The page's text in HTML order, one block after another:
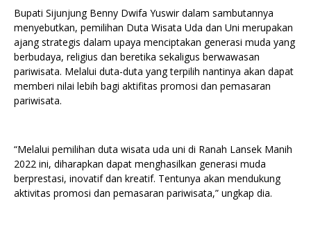
Bupati Sijunjung Benny Dwifa Yuswir dalam sambutannya
menyebutkan, pemilihan Duta Wisata Uda dan Uni merupakan
ajang strategis dalam upaya menciptakan generasi muda yang
berbudaya, religius dan beretika sekaligus berwawasan
pariwisata. Melalui duta-duta yang terpilih nantinya akan dapat
memberi nilai lebih bagi aktifitas promosi dan pemasaran
pariwisata.
“Melalui pemilihan duta wisata uda uni di Ranah Lansek Manih
2022 ini, diharapkan dapat menghasilkan generasi muda
berprestasi, inovatif dan kreatif. Tentunya akan mendukung
aktivitas promosi dan pemasaran pariwisata,” ungkap dia.